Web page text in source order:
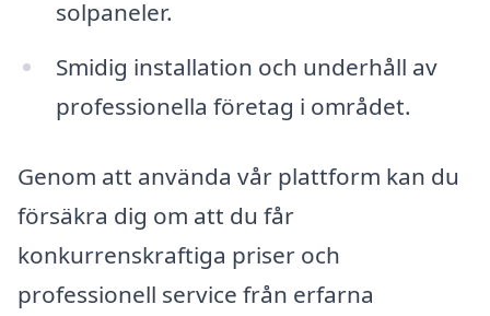
solpaneler.
Smidig installation och underhåll av
professionella företag i området.
Genom att använda vår plattform kan du
försäkra dig om att du får
konkurrenskraftiga priser och
professionell service från erfarna